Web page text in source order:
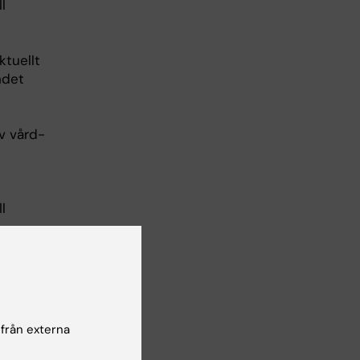
vård-
externa